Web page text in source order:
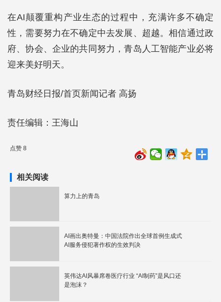
在AI颠覆重构产业生态的过程中，充满许多不确定
性，需要努力在不确定中去发展、超越。相信通过政
府、协会、企业的共同努力，青岛人工智能产业必将
迎来美好明天。
青岛财经日报/首页新闻记者 高扬
责任编辑：王海山
点赞 8
相关阅读
算力上的青岛
AI画出奥特曼：中国法院作出全球首例生成式
AI服务侵犯著作权的生效判决
英伟达AI风暴席卷医疗行业 “AI制药”是风口还
是泡沫？